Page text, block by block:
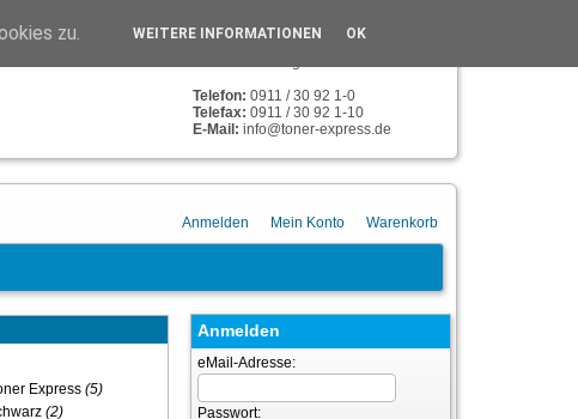
TONER-EXPRESS
Telefon: 0911 / 30 92 1-0
Telefax: 0911 / 30 92 1-10
E-Mail: info@toner-express.de
Anmelden Mein Konto Warenkorb
Express (5)
(2)
Anmelden
eMail-Adresse:
Passwort:
zu. WEITERE INFORMATIONEN OK